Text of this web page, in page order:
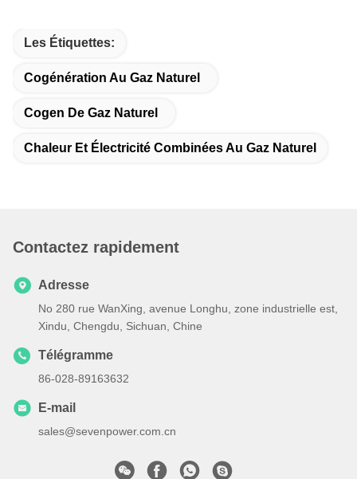
Les Étiquettes:
Cogénération Au Gaz Naturel
Cogen De Gaz Naturel
Chaleur Et Électricité Combinées Au Gaz Naturel
Contactez rapidement
Adresse
No 280 rue WanXing, avenue Longhu, zone industrielle est,
Xindu, Chengdu, Sichuan, Chine
Télégramme
86-028-89163632
E-mail
sales@sevenpower.com.cn